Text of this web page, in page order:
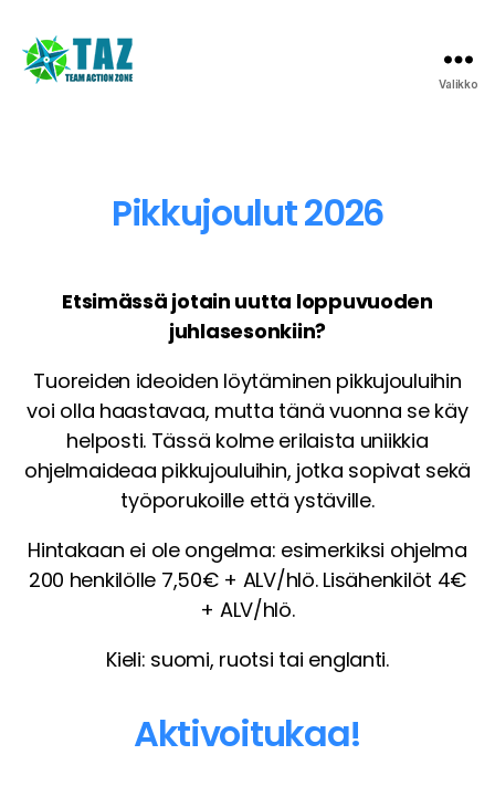
Valikko
Pikkujoulut 2026
Etsimässä jotain uutta loppuvuoden
juhlasesonkiin?
Tuoreiden ideoiden löytäminen pikkujouluihin
voi olla haastavaa, mutta tänä vuonna se käy
helposti. Tässä kolme erilaista uniikkia
ohjelmaideaa pikkujouluihin, jotka sopivat sekä
työporukoille että ystäville.
Hintakaan ei ole ongelma: esimerkiksi ohjelma
200 henkilölle 7,50€ + ALV/hlö. Lisähenkilöt 4€
+ ALV/hlö.
Kieli: suomi, ruotsi tai englanti.
Aktivoitukaa!